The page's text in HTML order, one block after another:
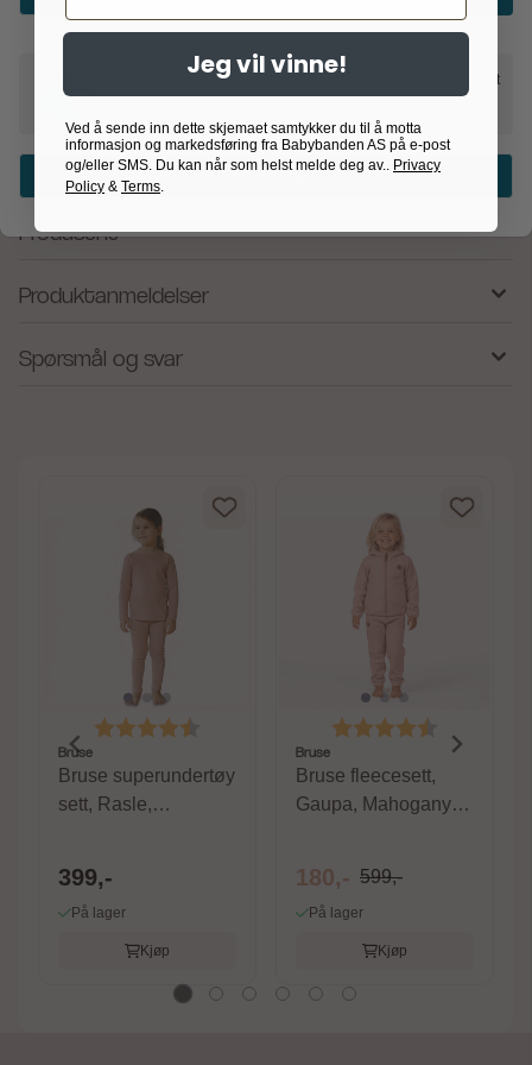
stimulere barnets sanser. Løvehodet skjuler også en liten knitrende
Se produktets sertifiseringer under spesifikasjoner.
Mål i cm: H: 35 L: 19 B: 3
Produsent
Produktanmeldelser
Spørsmål og svar
Karakter:
Bruse
Bruse superundertøy
sett, Rasle,
399,-
På lager
Kjøp
Karakter:
Bruse
Bruse fleecesett,
Gaupa, Mahogany
180,- 599,-
På lager
Kjøp
Markedsføring Egendefinert
Bekreft valg
Jeg vil vinne!
Ved å sende inn dette skjemaet samtykker du til å motta
informasjon og markedsføring fra Babybanden AS på e-post
og/eller SMS. Du kan når som helst melde deg av.. Privacy
Policy & Terms